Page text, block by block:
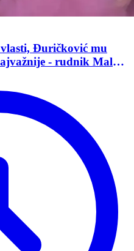
Đuričković mu
- rudnik Malka